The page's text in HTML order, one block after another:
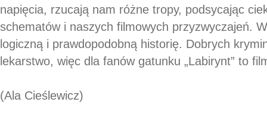
napięcia, rzucają nam różne tropy, podsycając
schematów i naszych filmowych przyzwyczajeń.
logiczną i prawdopodobną historię. Dobrych
lekarstwo, więc dla fanów gatunku „Labirynt” to
(Ala Cieślewicz)